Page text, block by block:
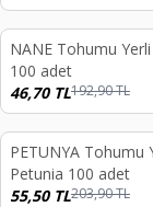
%76
NANE Tohumu Yerli Mentha
100 adet
46,70TL192,90TL
%73
PETUNYA Tohumu
Petunia 100 adet
55,50TL203,90TL